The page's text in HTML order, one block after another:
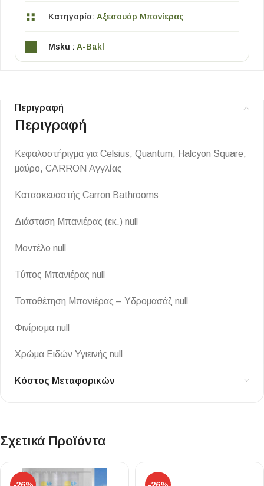
Κατηγορία: Αξεσουάρ Μπανίερας
Msku : A-Bakl
Περιγραφή
Περιγραφή
Κεφαλοστήριγμα για Celsius, Quantum, Halcyon Square,
μαύρο, CARRON Αγγλίας
Κατασκευαστής Carron Bathrooms
Διάσταση Μπανιέρας (εκ.) null
Μοντέλο null
Τύπος Μπανιέρας null
Τοποθέτηση Μπανιέρας – Υδρομασάζ null
Φινίρισμα null
Χρώμα Ειδών Υγιεινής null
Κόστος Μεταφορικών
Σχετικά Προϊόντα